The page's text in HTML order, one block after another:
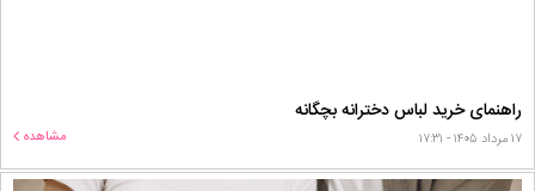
راهنمای خرید لباس دخترانه بچگانه
۱۷ مرداد ۱۴۰۵ - ۱۷:۳۱ مشاهده